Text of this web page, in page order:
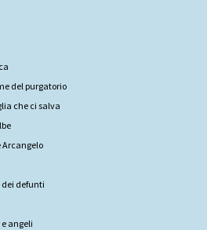
del purgatorio
che ci salva
Arcangelo
dei defunti
angeli